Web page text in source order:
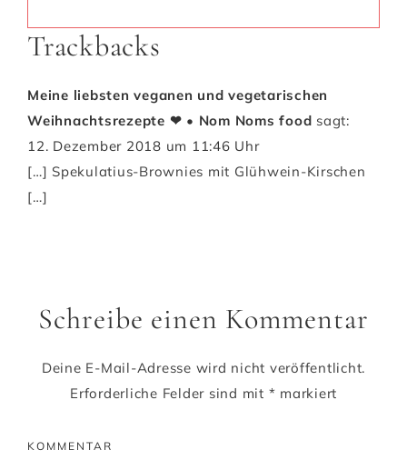
Trackbacks
Meine liebsten veganen und vegetarischen
Weihnachtsrezepte ❤ • Nom Noms food sagt:
12. Dezember 2018 um 11:46 Uhr
[…] Spekulatius-Brownies mit Glühwein-Kirschen
[…]
Schreibe einen Kommentar
Deine E-Mail-Adresse wird nicht veröffentlicht.
Erforderliche Felder sind mit * markiert
KOMMENTAR